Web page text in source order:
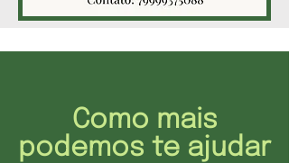
Como mais
podemos te ajudar